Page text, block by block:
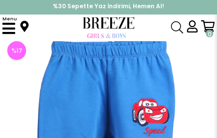
%30 Sepette Yaz İndirimi, Hemen Al!
İndirimlere ek %10 İndirimi Kap, Hemen Üye Ol!
0
Menu
Anasayfa Alt Giyim Eşofman Altı Erkek Bebek Eşofman Altı Arabalı Mavi (1 Yaş)
%17